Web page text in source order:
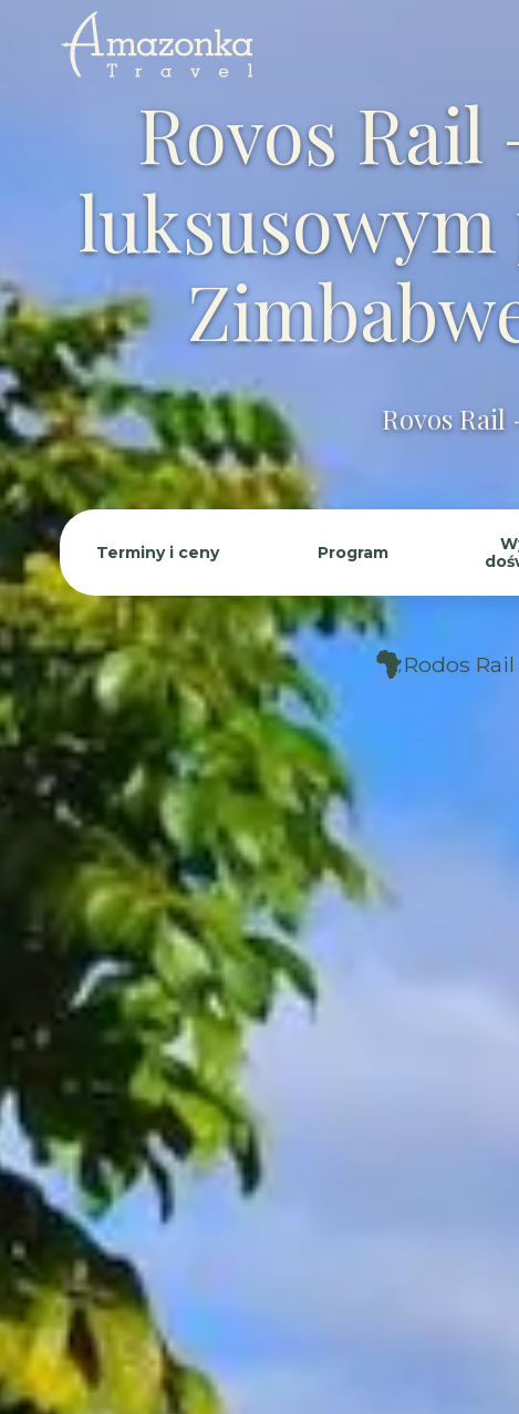
Rovos
luksusowym
Rovos
Terminy i ceny Program
Rodos
Terminy i ceny
12-16 sierpnia 2026
4050 EUR Oferty dla klientów
indywidualnych
JESTEM ZAINTERESOWANY
Program
Rovos Rail - podróż
Podróż, która Państwu proponujemy wiedzie od
Rovos Rail to luksusowa linia kolejowa, która
a jednocześnie zapewnia współczesny